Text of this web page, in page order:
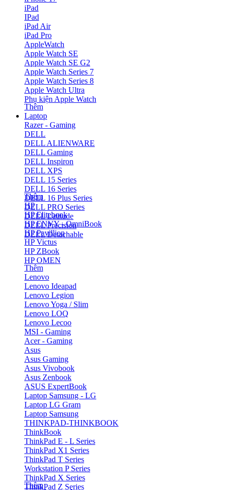
iPad
IPad
iPad Air
iPad Pro
AppleWatch
Apple Watch SE
Apple Watch SE G2
Apple Watch Series 7
Apple Watch Series 8
Apple Watch Ultra
Phụ kiện Apple Watch
Thêm
Laptop
Razer - Gaming
DELL
DELL ALIENWARE
DELL Gaming
DELL Inspiron
DELL XPS
DELL 15 Series
DELL 16 Series
DELL 16 Plus Series
DELL PRO Series
DELL Latitude
DELL Precision
DELL Detachable
Thêm
HP
HP Elitebook
HP ENVY - OmniBook
HP Pavillion
HP Victus
HP ZBook
HP OMEN
Thêm
Lenovo
Lenovo Ideapad
Lenovo Legion
Lenovo Yoga / Slim
Lenovo LOQ
Lenovo Lecoo
MSI - Gaming
Acer - Gaming
Asus
Asus Gaming
Asus Vivobook
Asus Zenbook
ASUS ExpertBook
Laptop Samsung - LG
Laptop LG Gram
Laptop Samsung
THINKPAD-THINKBOOK
ThinkBook
ThinkPad E - L Series
ThinkPad X1 Series
ThinkPad T Series
Workstation P Series
ThinkPad X Series
ThinkPad Z Series
Thêm